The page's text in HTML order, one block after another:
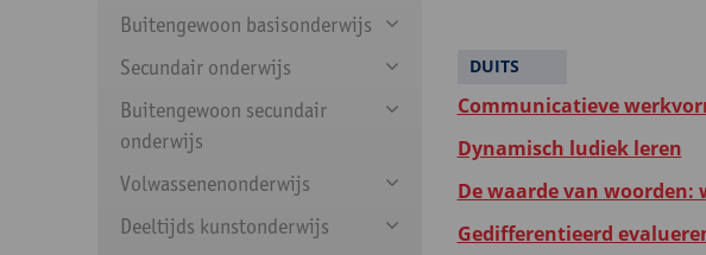
Buitengewoon basisonderwijs
Secundair onderwijs
Buitengewoon secundair
onderwijs
Volwassenenonderwijs
Deeltijds kunstonderwijs
DUITS
Communicatieve
Dynamisch ludiek leren
De waarde van
Gedifferentieerd